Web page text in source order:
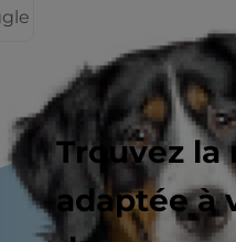
Trouvez
adaptée à